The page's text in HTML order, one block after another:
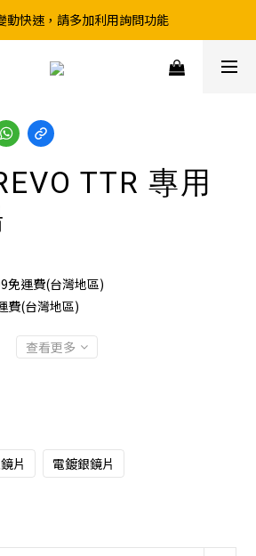
、宅配滿490 享免運優惠
動快速，請多加利用詢問功能
選購商品前，請先致電詢問庫存
TTR 專用
免運費(台灣地區)
費(台灣地區)
查看更多
片
電鍍銀鏡片